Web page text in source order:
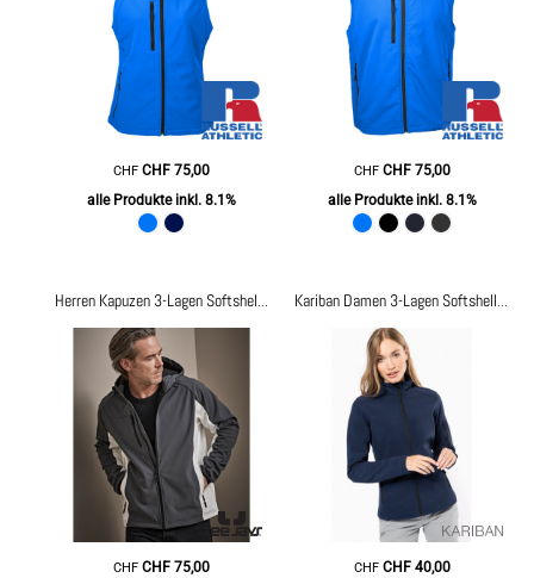
CHF CHF75,00
alle Produkte inkl. 8.1%
CHF CHF75,00
alle Produkte inkl. 8.1%
Herren Kapuzen 3-Lagen Softshell Jacke 18.9514
CHF CHF75,00
Kariban Damen 3-Lagen Softshell Jacke
CHF CHF40,00